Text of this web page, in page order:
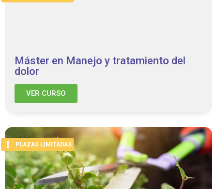
Máster en Manejo y tratamiento del
dolor
VER CURSO
PLAZAS LIMITADAS